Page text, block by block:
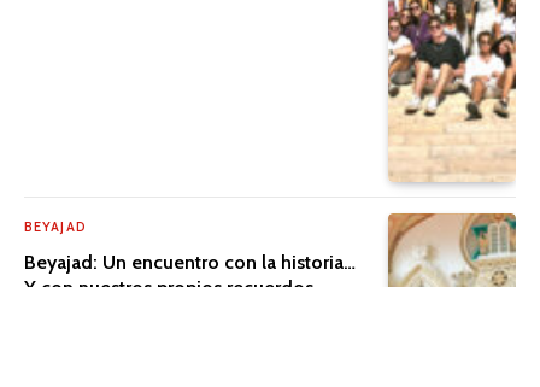
BEYAJAD
Beyajad: Un encuentro con la historia…
Y con nuestros propios recuerdos